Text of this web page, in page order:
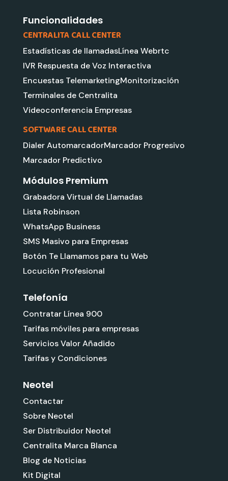
Funcionalidades
CENTRALITA CALL CENTER
Estadísticas de llamadasLínea Webrtc
IVR Respuesta de Voz Interactiva
Encuestas TelemarketingMonitorización
Terminales de Centralita
Videoconferencia Empresas
SOFTWARE CALL CENTER
Dialer AutomarcadorMarcador Progresivo
Marcador Predictivo
Módulos Premium
Grabadora Virtual de Llamadas
Lista Robinson
WhatsApp Business
SMS Masivo para Empresas
Botón Te Llamamos para tu Web
Locución Profesional
Telefonía
Contratar Línea 900
Tarifas móviles para empresas
Servicios Valor Añadido
Tarifas y Condiciones
Neotel
Contactar
Sobre Neotel
Ser Distribuidor Neotel
Centralita Marca Blanca
Blog de Noticias
Kit Digital